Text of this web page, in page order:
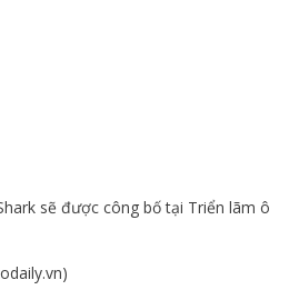
sẽ được công bố tại Triển lãm ô